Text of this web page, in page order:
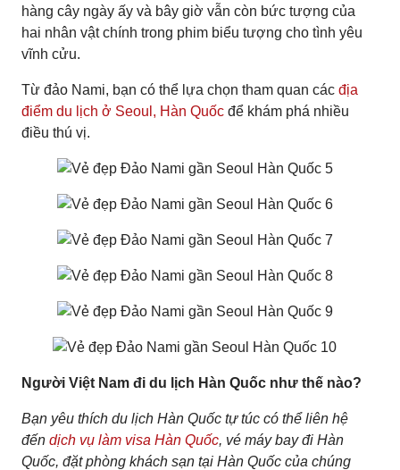
hàng cây ngày ấy và bây giờ vẫn còn bức tượng của
hai nhân vật chính trong phim biểu tượng cho tình yêu
vĩnh cửu.
Từ đảo Nami, bạn có thể lựa chọn tham quan các địa
điểm du lịch ở Seoul, Hàn Quốc để khám phá nhiều
điều thú vị.
Người Việt Nam đi du lịch Hàn Quốc như thế nào?
Bạn yêu thích du lịch Hàn Quốc tự túc có thể liên hệ
đến dịch vụ làm visa Hàn Quốc, vé máy bay đi Hàn
Quốc, đặt phòng khách sạn tại Hàn Quốc của chúng